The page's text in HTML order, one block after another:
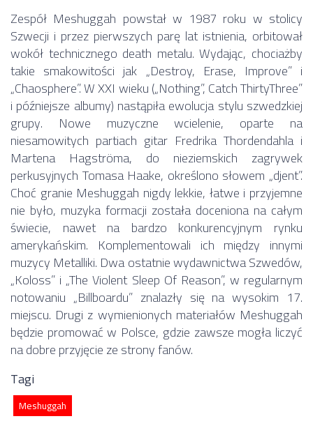
Zespół Meshuggah powstał w 1987 roku w stolicy
Szwecji i przez pierwszych parę lat istnienia, orbitował
wokół technicznego death metalu. Wydając, chociażby
takie smakowitości jak „Destroy, Erase, Improve” i
„Chaosphere”. W XXI wieku („Nothing”, Catch ThirtyThree”
i późniejsze albumy) nastąpiła ewolucja stylu szwedzkiej
grupy. Nowe muzyczne wcielenie, oparte na
niesamowitych partiach gitar Fredrika Thordendahla i
Martena Hagströma, do nieziemskich zagrywek
perkusyjnych Tomasa Haake, określono słowem „djent”.
Choć granie Meshuggah nigdy lekkie, łatwe i przyjemne
nie było, muzyka formacji została doceniona na całym
świecie, nawet na bardzo konkurencyjnym rynku
amerykańskim. Komplementowali ich między innymi
muzycy Metalliki. Dwa ostatnie wydawnictwa Szwedów,
„Koloss” i „The Violent Sleep Of Reason”, w regularnym
notowaniu „Billboardu” znalazły się na wysokim 17.
miejscu. Drugi z wymienionych materiałów Meshuggah
będzie promować w Polsce, gdzie zawsze mogła liczyć
na dobre przyjęcie ze strony fanów.
Tagi
Meshuggah